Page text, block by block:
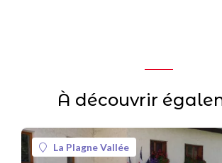
À découvrir
La Plagne Vallée